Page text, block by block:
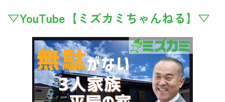
▽YouTube【ミズカミちゃんねる】▽